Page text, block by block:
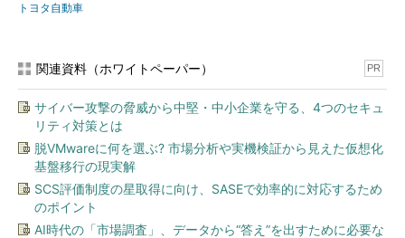
トヨタ自動車
関連資料（ホワイトペーパー） PR
サイバー攻撃の脅威から中堅・中小企業を守る、4つのセキュ
リティ対策とは
脱VMwareに何を選ぶ? 市場分析や実機検証から見えた仮想化
基盤移行の現実解
SCS評価制度の星取得に向け、SASEで効率的に対応するため
のポイント
AI時代の「市場調査」、データから“答え”を出すために必要な